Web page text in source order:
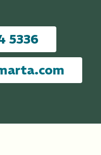
5336
arta.com